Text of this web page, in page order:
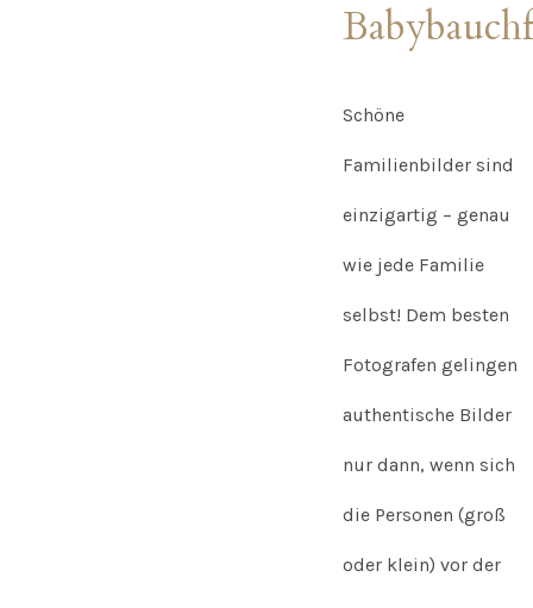
Schöne
Familienbilder sind
einzigartig – genau
wie jede Familie
selbst! Dem besten
Fotografen gelingen
authentische Bilder
nur dann, wenn sich
die Personen (groß
oder klein) vor der